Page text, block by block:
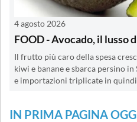
4 agosto 2026
FOOD - Avocado, il lusso
Il frutto più caro della spesa
kiwi e banane e sbarca persino
e importazioni triplicate in
IN PRIMA PAGINA